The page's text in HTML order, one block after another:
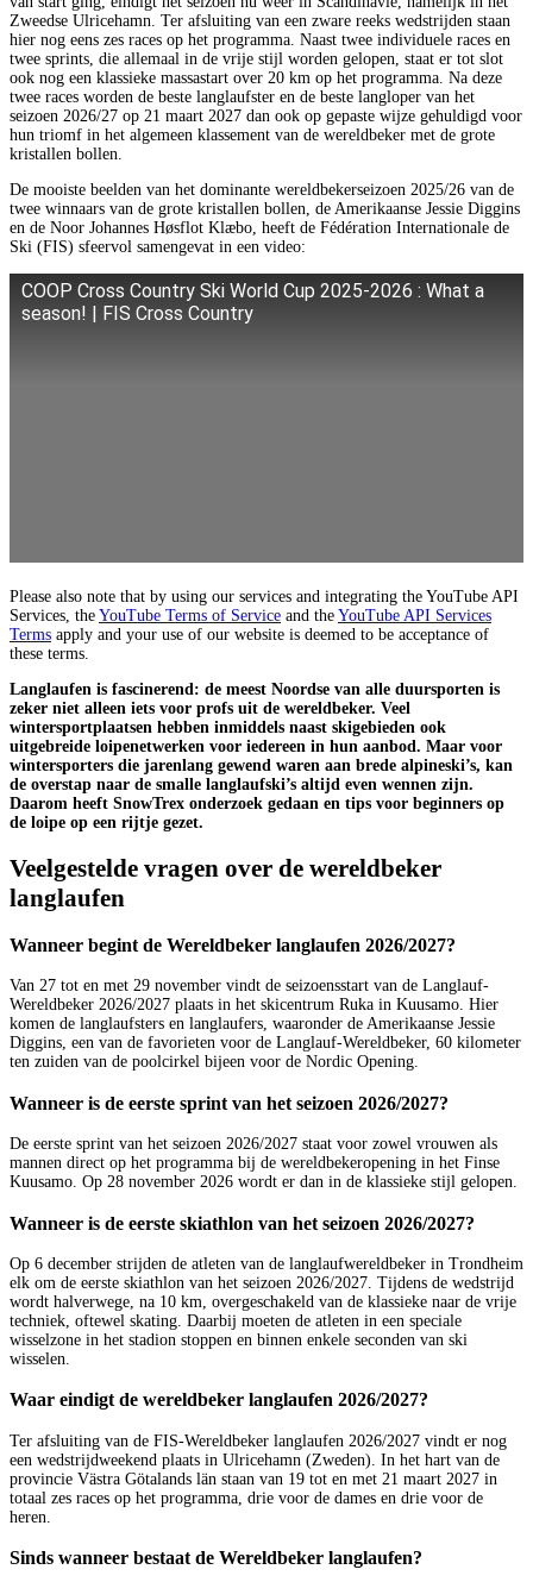
Zweedse Ulricehamn. Ter afsluiting van een zware reeks wedstrijden staan
hier nog eens zes races op het programma. Naast twee individuele races en
twee sprints, die allemaal in de vrije stijl worden gelopen, staat er tot slot
ook nog een klassieke massastart over 20 km op het programma. Na deze
twee races worden de beste langlaufster en de beste langloper van het
seizoen 2026/27 op 21 maart 2027 dan ook op gepaste wijze gehuldigd voor
hun triomf in het algemeen klassement van de wereldbeker met de grote
kristallen bollen.
De mooiste beelden van het dominante wereldbekerseizoen 2025/26 van de
twee winnaars van de grote kristallen bollen, de Amerikaanse Jessie Diggins
en de Noor Johannes Høsflot Klæbo, heeft de Fédération Internationale de
Ski (FIS) sfeervol samengevat in een video:
COOP Cross Country Ski World Cup 2025-2026 : What a
season! | FIS Cross Country
Please also note that by using our services and integrating the YouTube API
Services, the YouTube Terms of Service and the YouTube API Services
Terms apply and your use of our website is deemed to be acceptance of
these terms.
Langlaufen is fascinerend: de meest Noordse van alle duursporten is
zeker niet alleen iets voor profs uit de wereldbeker. Veel
wintersportplaatsen hebben inmiddels naast skigebieden ook
uitgebreide loipenetwerken voor iedereen in hun aanbod. Maar voor
wintersporters die jarenlang gewend waren aan brede alpineski’s, kan
de overstap naar de smalle langlaufski’s altijd even wennen zijn.
Daarom heeft SnowTrex onderzoek gedaan en tips voor beginners op
de loipe op een rijtje gezet.
Veelgestelde vragen over de wereldbeker
langlaufen
Wanneer begint de Wereldbeker langlaufen 2026/2027?
Van 27 tot en met 29 november vindt de seizoensstart van de Langlauf-
Wereldbeker 2026/2027 plaats in het skicentrum Ruka in Kuusamo. Hier
komen de langlaufsters en langlaufers, waaronder de Amerikaanse Jessie
Diggins, een van de favorieten voor de Langlauf-Wereldbeker, 60 kilometer
ten zuiden van de poolcirkel bijeen voor de Nordic Opening.
Wanneer is de eerste sprint van het seizoen 2026/2027?
De eerste sprint van het seizoen 2026/2027 staat voor zowel vrouwen als
mannen direct op het programma bij de wereldbekeropening in het Finse
Kuusamo. Op 28 november 2026 wordt er dan in de klassieke stijl gelopen.
Wanneer is de eerste skiathlon van het seizoen 2026/2027?
Op 6 december strijden de atleten van de langlaufwereldbeker in Trondheim
elk om de eerste skiathlon van het seizoen 2026/2027. Tijdens de wedstrijd
wordt halverwege, na 10 km, overgeschakeld van de klassieke naar de vrije
techniek, oftewel skating. Daarbij moeten de atleten in een speciale
wisselzone in het stadion stoppen en binnen enkele seconden van ski
wisselen.
Waar eindigt de wereldbeker langlaufen 2026/2027?
Ter afsluiting van de FIS-Wereldbeker langlaufen 2026/2027 vindt er nog
een wedstrijdweekend plaats in Ulricehamn (Zweden). In het hart van de
provincie Västra Götalands län staan van 19 tot en met 21 maart 2027 in
totaal zes races op het programma, drie voor de dames en drie voor de
heren.
Sinds wanneer bestaat de Wereldbeker langlaufen?